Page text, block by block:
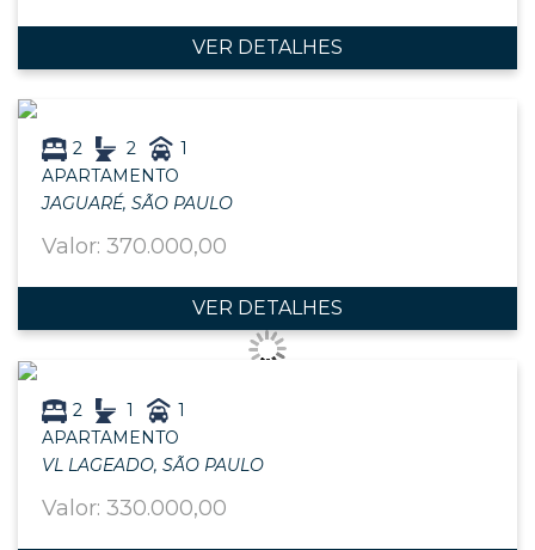
VER DETALHES
2 2
1
APARTAMENTO
JAGUARÉ, SÃO PAULO
Valor: 370.000,00
VER DETALHES
2 1
1
APARTAMENTO
VL LAGEADO, SÃO PAULO
Valor: 330.000,00